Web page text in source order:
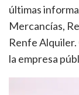
últimas
Mercancías,
Renfe Alquiler.
la empresa